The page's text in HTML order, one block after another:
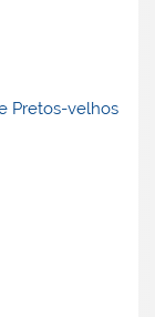
Pretos-velhos